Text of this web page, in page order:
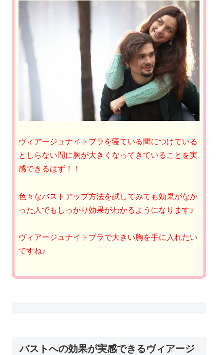
ヴィアージュナイトブラを寝ている間につけている
としらない間に胸が大きくなってきていることを実
感できるはず！！
色々なバストアップ方法を試してみても効果がなか
った人でもしっかり効果がわかるようになります♪
ヴィアージュナイトブラで大きい胸を手に入れたい
ですね♪
バストへの効果が実感できるヴィアージ